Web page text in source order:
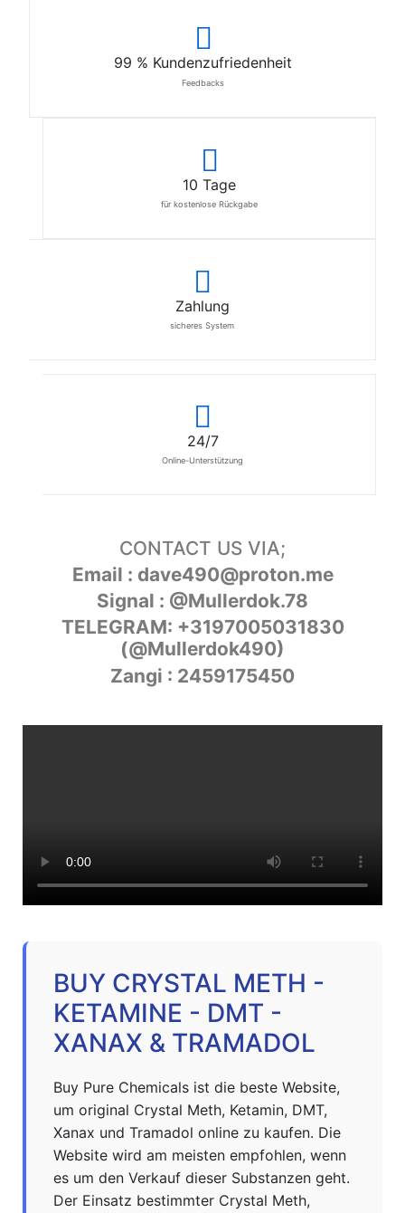
99 % Kundenzufriedenheit
Feedbacks
10 Tage
für kostenlose Rückgabe
Zahlung
sicheres System
24/7
Online-Unterstützung
CONTACT US VIA;
Email : dave490@proton.me
Signal : @Mullerdok.78
TELEGRAM: +3197005031830
(@Mullerdok490)
Zangi : 2459175450
BUY CRYSTAL METH -
KETAMINE - DMT -
XANAX & TRAMADOL
Buy Pure Chemicals ist die beste Website,
um original Crystal Meth, Ketamin, DMT,
Xanax und Tramadol online zu kaufen. Die
Website wird am meisten empfohlen, wenn
es um den Verkauf dieser Substanzen geht.
Der Einsatz bestimmter Crystal Meth,